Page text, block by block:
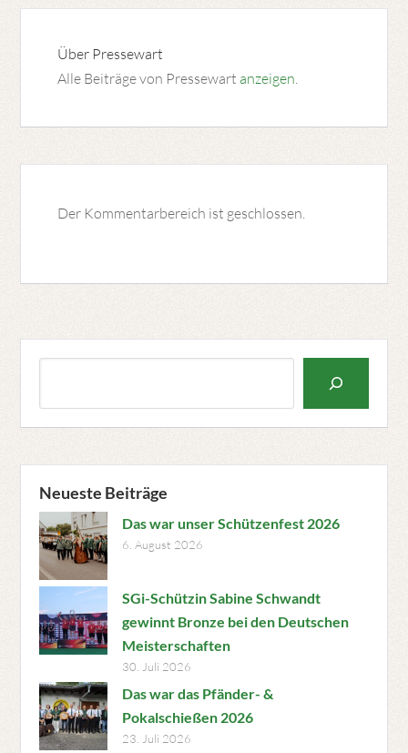
Über Pressewart
Alle Beiträge von Pressewart anzeigen
Der Kommentarbereich ist geschlossen.
Neueste Beiträge
Das war unser Schützenfest 2026
6. August 2026
SGi-Schützin Sabine Schwandt
gewinnt Bronze bei den Deutschen
Meisterschaften
30. Juli 2026
Das war das Pfänder- &
Pokalschießen 2026
23. Juli 2026